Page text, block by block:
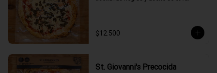
$12.500
St. Giovanni's Precocida